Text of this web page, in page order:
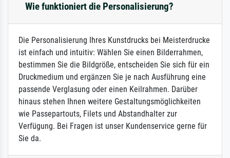
Wie funktioniert die Personalisierung?
Die Personalisierung Ihres Kunstdrucks bei Meisterdrucke
ist einfach und intuitiv: Wählen Sie einen Bilderrahmen,
bestimmen Sie die Bildgröße, entscheiden Sie sich für ein
Druckmedium und ergänzen Sie je nach Ausführung eine
passende Verglasung oder einen Keilrahmen. Darüber
hinaus stehen Ihnen weitere Gestaltungsmöglichkeiten
wie Passepartouts, Filets und Abstandhalter zur
Verfügung. Bei Fragen ist unser Kundenservice gerne für
Sie da.